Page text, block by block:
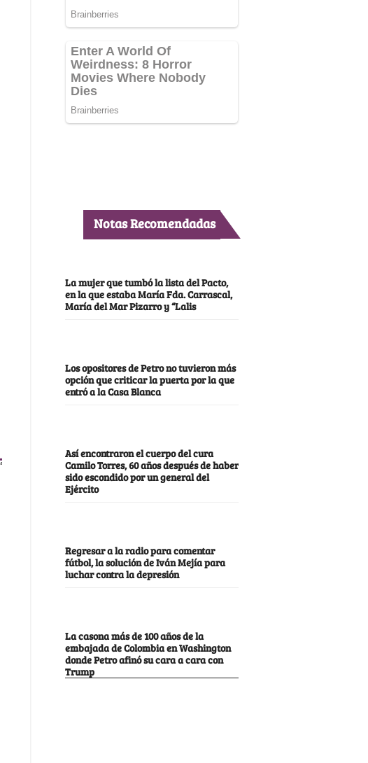
Notas Recomendadas
La mujer que tumbó la lista del Pacto,
en la que estaba María Fda. Carrascal,
María del Mar Pizarro y “Lalis
Los opositores de Petro no tuvieron más
opción que criticar la puerta por la que
entró a la Casa Blanca
Así encontraron el cuerpo del cura
Camilo Torres, 60 años después de haber
sido escondido por un general del
Ejército
Regresar a la radio para comentar
fútbol, la solución de Iván Mejía para
luchar contra la depresión
La casona más de 100 años de la
embajada de Colombia en Washington
donde Petro afinó su cara a cara con
Trump